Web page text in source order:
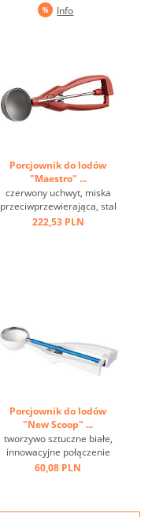
pojemnik niewyjmowalny,
Info
Porcjownik do lodów
"Maestro" ...
czerwony uchwyt, miska
przeciwprzewierająca, stal
nierdzewna ...
222,53 PLN
Porcjownik do lodów
"New Scoop" ...
tworzywo sztuczne białe,
innowacyjne połączenie
nylonu i włókna węglowego,
60,08 PLN